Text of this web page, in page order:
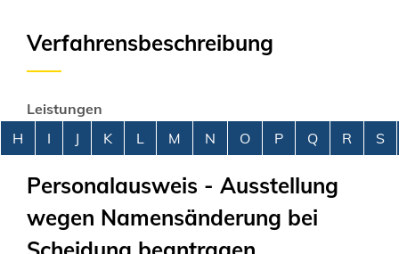
Verfahrensbeschreibung
Leistungen
Alphabetisches Register überspringen
H I J K L M N O P Q R S
Personalausweis - Ausstellung
wegen Namensänderung bei